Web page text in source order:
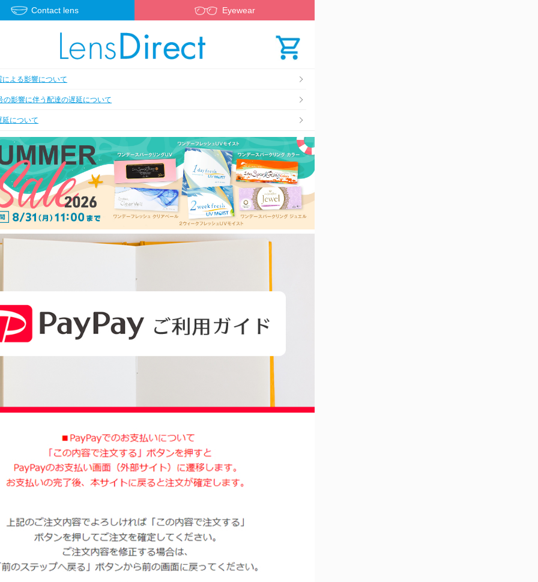
Contact lens Eyewear
による影響について
の影響に伴う配達の遅延について
延について